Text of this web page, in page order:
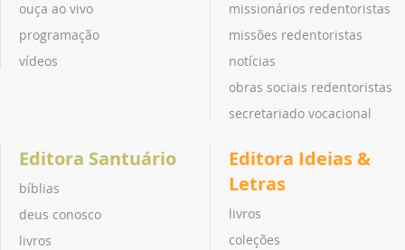
ouça ao vivo
programação
vídeos
missionários redentoristas
missões redentoristas
notícias
obras sociais redentoristas
secretariado vocacional
Editora Santuário
bíblias
deus conosco
livros
Editora Ideias &
Letras
livros
coleções